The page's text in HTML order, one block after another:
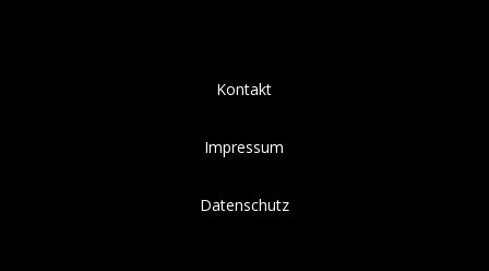
Kontakt
Impressum
Datenschutz